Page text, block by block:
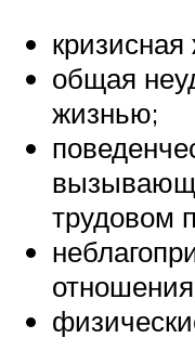
общая
жизнью;
трудовом